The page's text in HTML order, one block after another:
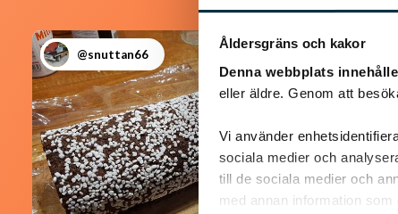
Åldersgräns och kakor
Denna webbplats
eller äldre. Genom att
Vi använder
sociala medier och
till de sociala medier och
med annan information
@snuttan66